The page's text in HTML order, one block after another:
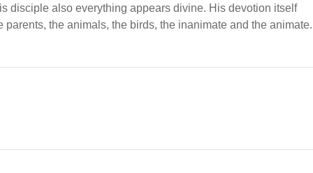
disciple also everything appears divine. His devotion itself
the animals, the birds, the inanimate and the animate.